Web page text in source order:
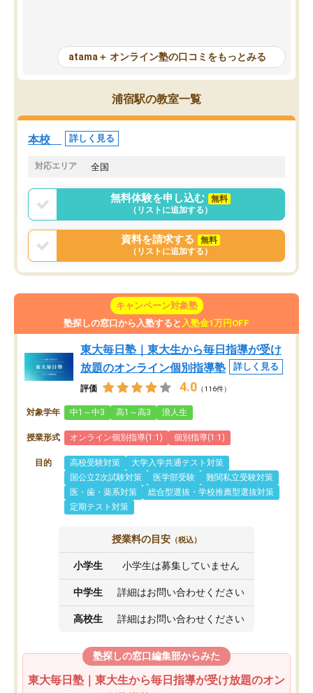
が、自分で自分の管理ができない人に
とっては難しい部分もあるのではない
かと思った。
元数が可視化されるので
しながら意欲的に取り組
常に効果を実感している
すめできる塾です。
atama＋ オンライン塾の口コミをもっとみる
浦宿駅の教室一覧
本校 詳しく見る
対応エリア 全国
無料体験を申し込む
無料
（リストに追加する）
資料を請求する
無料
（リストに追加する）
キャンペーン対象塾
塾探しの窓口から入塾すると 入塾金1万円OFF
東大毎日塾｜東大生から毎日指導が受け
放題のオンライン個別指導塾
詳しく見る
評価 4.0 （116件）
対象学年 中1～中3 高1～高3 浪人生
授業形式 オンライン個別指導(1:1) 個別指導(1:1)
目的 高校受験対策
大学入学共通テスト対策
国公立2次試験対策
医学部受験
難関私立受験対策
医・歯・薬系対策
総合型選抜・学校推薦型選抜対策
定期テスト対策
授業料の目安 （税込）
小学生 小学生は募集していません
中学生 詳細はお問い合わせください
高校生 詳細はお問い合わせください
塾探しの窓口編集部からみた
東大毎日塾｜東大生から毎日指導が受け放題のオン